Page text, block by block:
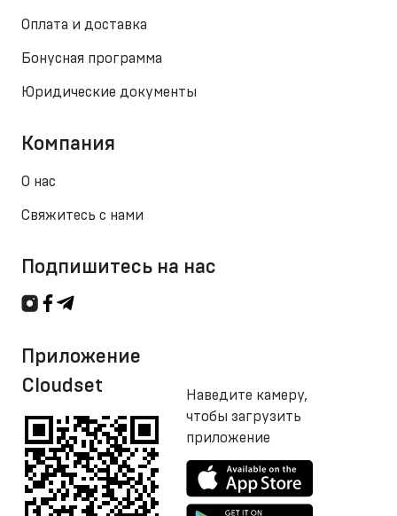
Оплата и доставка
Бонусная программа
Юридические документы
Компания
О нас
Свяжитесь с нами
Подпишитесь на нас
Приложение
Cloudset
Наведите камеру,
чтобы загрузить
приложение